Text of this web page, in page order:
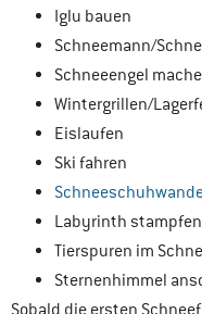
Iglu bauen
Schneemann/
Schneeengel
Wintergrillen/
Eislaufen
Ski fahren
Labyrinth
Tierspuren im
Sternenhimmel